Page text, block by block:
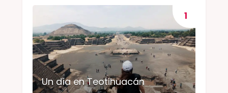
Un día en Teotihuacán